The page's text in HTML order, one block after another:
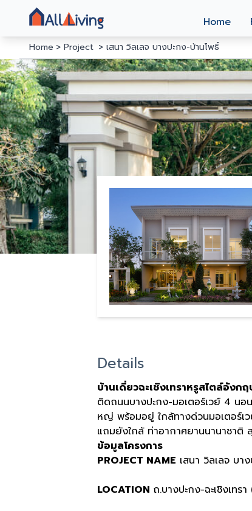
Home
Home Project เสนา วิลเลจ บางปะกง-บ้านโพธิ์
Details
บ้านเดี่ยวฉะเชิงเทราหรูสไตล์อังก
ติดถนนบางปะกง-มอเตอร์เวย์ 4 น
หญ่ พร้อมอยู่ ใกล้ทางด่วนมอเตอร์เว
แถมยังใกล้ ท่าอากาศยานนานาชาติ
ข้อมูลโครงการ
PROJECT NAME เสนา วิลเลจ บา
LOCATION ถ.บางปะกง-ฉะเชิงเทร